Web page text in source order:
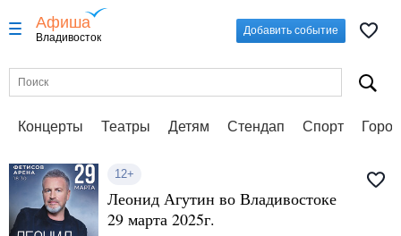
Афиша
Владивосток
Добавить событие
Концерты Театры Детям Стендап Спорт
12+
Леонид Агутин во Владивостоке
29 марта 2025г.